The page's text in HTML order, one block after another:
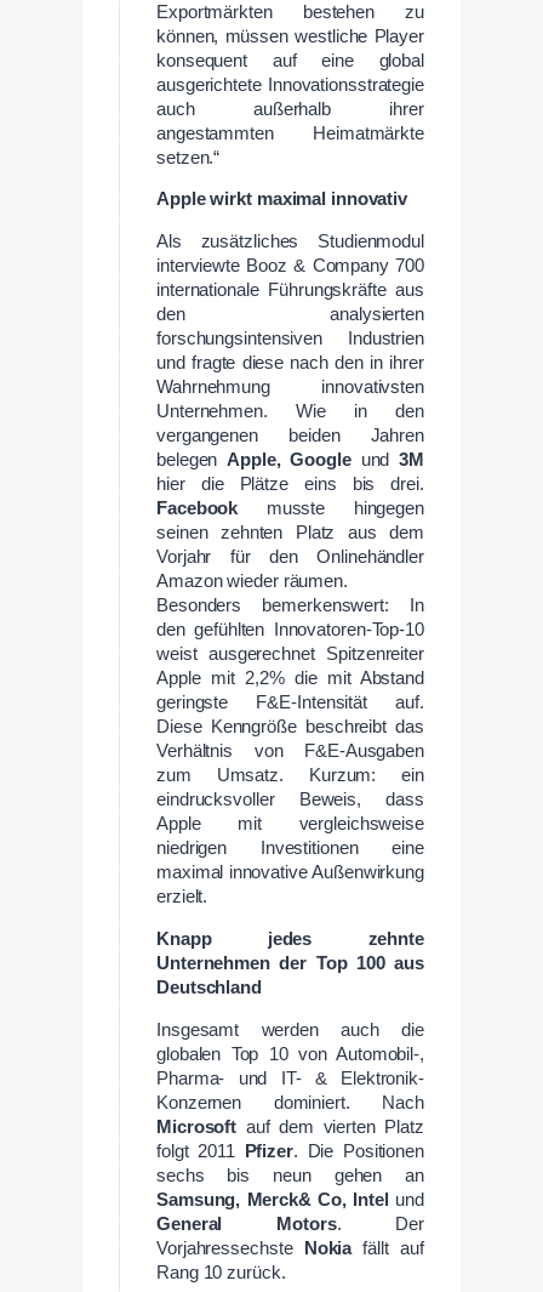
Exportmärkten bestehen zu
können, müssen westliche Player
konsequent auf eine global
ausgerichtete Innovationsstrategie
auch außerhalb ihrer
angestammten Heimatmärkte
setzen.“
Apple wirkt maximal innovativ
Als zusätzliches Studienmodul
interviewte Booz & Company 700
internationale Führungskräfte aus
den analysierten
forschungsintensiven Industrien
und fragte diese nach den in ihrer
Wahrnehmung innovativsten
Unternehmen. Wie in den
vergangenen beiden Jahren
belegenApple, Googleund3M
hier die Plätze eins bis drei.
Facebook musste hingegen
seinen zehnten Platz aus dem
Vorjahr für den Onlinehändler
Amazon wieder räumen.
Besonders bemerkenswert: In
den gefühlten Innovatoren-Top-10
weist ausgerechnet Spitzenreiter
Apple mit 2,2% die mit Abstand
geringste F&E-Intensität auf.
Diese Kenngröße beschreibt das
Verhältnis von F&E-Ausgaben
zum Umsatz. Kurzum: ein
eindrucksvoller Beweis, dass
Apple mit vergleichsweise
niedrigen Investitionen eine
maximal innovative Außenwirkung
erzielt.
Knapp jedes zehnte
Unternehmen der Top 100 aus
Deutschland
Insgesamt werden auch die
globalen Top 10 von Automobil-,
Pharma- und IT- & Elektronik-
Konzernen dominiert. Nach
Microsoft auf dem vierten Platz
folgt 2011
Pfizer. Die Positionen
sechs bis neun gehen an
Samsung, Merck& Co, Intel
und
General Motors. Der
Vorjahressechste
Nokiafällt auf
Rang 10 zurück.